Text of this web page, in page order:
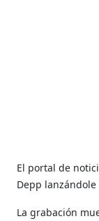
El portal de
Depp
La grabación